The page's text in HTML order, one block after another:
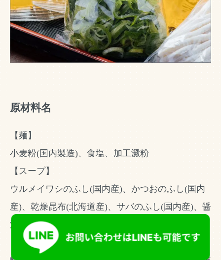
原材料名
【麺】
小麦粉(国内製造)、食塩、加工澱粉
【スープ】
ウルメイワシのふし(国内産)、かつおのふし(国内
産)、乾燥昆布(北海道産)、サバのふし(国内産)、醤
油、味醂／調味料(アミノ酸等)(一部に小麦を含む)
【肉】